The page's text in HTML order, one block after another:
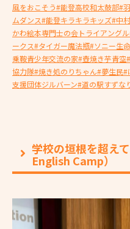
風をおこそう#能登高校和太鼓部#
ムダンス#能登キラキラキッズ#中
かわ絵本専門士の会トライアングル
ークス#タイガー魔法瓶#ソニー生命
乗鞍青少年交流の家#壺焼き芋青空
協力隊#焼き処のりちゃん#夢生民#
支援団体ジルバーン#道の駅すずな
学校の垣根を超え
English Camp）